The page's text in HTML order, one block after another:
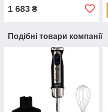
1 683 ₴
Подібні товари компанії